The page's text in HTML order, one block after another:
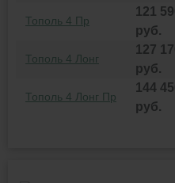
Тополь 4 Пр
121
руб.
Тополь 4 Лонг
127
руб.
Тополь 4 Лонг Пр
144
руб.